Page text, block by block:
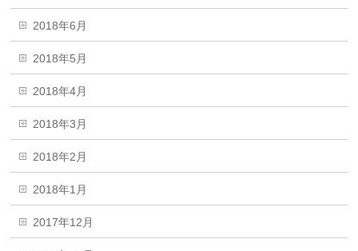
2018年6月
2018年5月
2018年4月
2018年3月
2018年2月
2018年1月
2017年12月